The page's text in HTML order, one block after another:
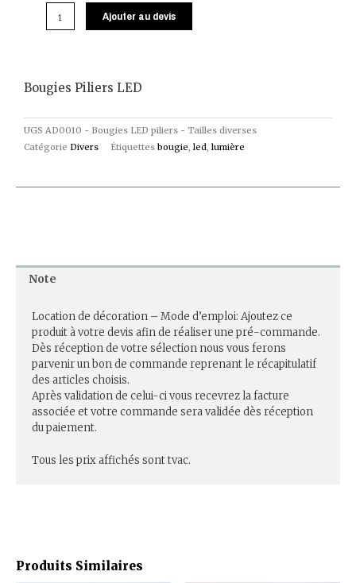
Ajouter au devis
Produits Similaires
Bougies Piliers LED
UGS AD0010 - Bougies LED piliers - Tailles diverses
Catégorie Divers Étiquettes bougie, led, lumière
Note
Location de décoration – Mode d’emploi: Ajoutez ce
produit à votre devis afin de réaliser une pré-commande.
Dès réception de votre sélection nous vous ferons
parvenir un bon de commande reprenant le récapitulatif
des articles choisis.
Après validation de celui-ci vous recevrez la facture
associée et votre commande sera validée dès réception
du paiement.
Tous les prix affichés sont tvac.